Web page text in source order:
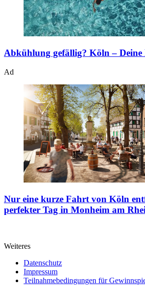
Abkühlung gefällig? Köln – Deine
Ad
Nur eine kurze Fahrt von Köln
perfekter Tag in Monheim am
Weiteres
Datenschutz
Impressum
Teilnahmebedingungen für